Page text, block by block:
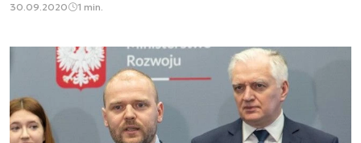
30.09.2020 1 min.